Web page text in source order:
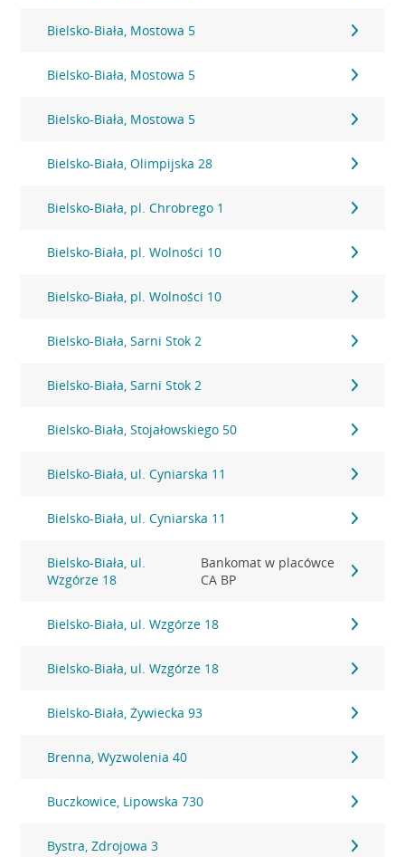
Bielsko-Biała, Mostowa 5
Bielsko-Biała, Mostowa 5
Bielsko-Biała, Mostowa 5
Bielsko-Biała, Olimpijska 28
Bielsko-Biała, pl. Chrobrego 1
Bielsko-Biała, pl. Wolności 10
Bielsko-Biała, pl. Wolności 10
Bielsko-Biała, Sarni Stok 2
Bielsko-Biała, Sarni Stok 2
Bielsko-Biała, Stojałowskiego 50
Bielsko-Biała, ul. Cyniarska 11
Bielsko-Biała, ul. Cyniarska 11
Bielsko-Biała, ul.
Wzgórze 18
Bankomat w placówce
CA BP
Bielsko-Biała, ul. Wzgórze 18
Bielsko-Biała, ul. Wzgórze 18
Bielsko-Biała, Żywiecka 93
Brenna, Wyzwolenia 40
Buczkowice, Lipowska 730
Bystra, Zdrojowa 3